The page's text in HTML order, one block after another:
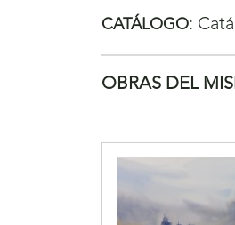
CATÁLOGO:
OBRAS DEL